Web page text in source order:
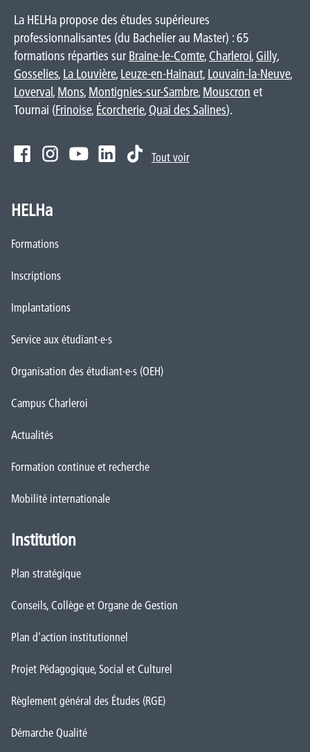
La HELHa propose des études supérieures
professionnalisantes (du Bachelier au Master) : 65
formations réparties surBraine-le-Comte, Charleroi, Gilly,
Gosselies, La Louvière, Leuze-en-Hainaut, Louvain-la-Neuve,
Loverval, Mons, Montignies-sur-Sambre, Mouscron et
Tournai (Frinoise, Écorcherie, Quai des Salines).
Tout voir
HELHa
Formations
Inscriptions
Implantations
Service aux étudiant·e·s
Organisation des étudiant·e·s (OEH)
Campus Charleroi
Actualités
Formation continue et recherche
Mobilité internationale
Institution
Plan stratégique
Conseils, Collège et Organe de Gestion
Plan d'action institutionnel
Projet Pédagogique, Social et Culturel
Règlement général des Études (RGE)
Démarche Qualité